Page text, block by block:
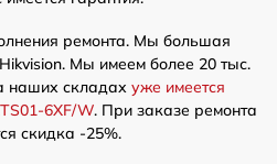
ремонта. Мы большая
Мы имеем более 20 тыс.
наших складах уже имеется
6XF/W. При заказе ремонта
скидка -25%.